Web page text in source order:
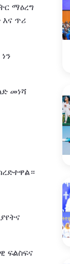
ማዕረግ
ጥሪ
መነሻ
ፍልስፍና